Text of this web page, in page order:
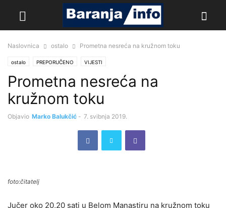
Naslovnica ostalo Prometna nesreća na kružnom toku
ostalo PREPORUČENO VIJESTI
Prometna nesreća na
kružnom toku
Objavio Marko Balukčić - 7. svibnja 2019.
foto:čitatelj
Jučer oko 20,20 sati u Belom Manastiru na kružnom toku